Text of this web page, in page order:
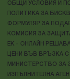
ОБЩИ УСЛОВИЯ И
ПОЛИТИКА ЗА
ФОРМУЛЯР ЗА
КОМИСИЯ ЗА
ЕК - ОНЛАЙН
ЦЕНИ ВЪВ ВРЪЗКА С
МИНИСТЕРСТВО ЗА
ИЗПЪЛНИТЕЛНА